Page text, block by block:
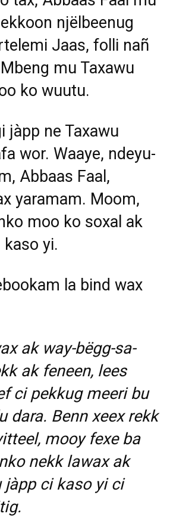
njëlbeenug
Jaas, folli nañ
mu Taxawu
ko wuutu.
jàpp ne Taxawu
wor. Waaye, ndeyu-
Abbaas Faal,
yaramam. Moom,
moo ko soxal ak
yi.
la bind wax
ak way-bëgg-sa-
ak feneen, lees
ci pekkug meeri bu
dara. Benn xeex rekk
mooy fexe ba
nekk lawax ak
jàpp ci kaso yi ci